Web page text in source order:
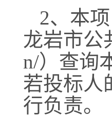
2、本
龙岩市公
n/）查询
若投标人
行负责。